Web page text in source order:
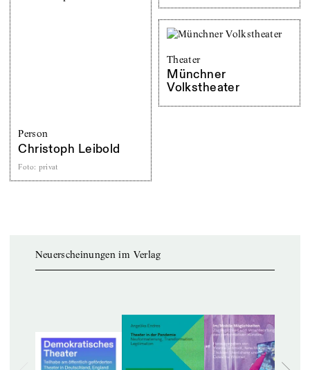
Person
Christoph Leibold
Foto: privat
Theater
Münchner
Volkstheater
Neuerscheinungen im Verlag